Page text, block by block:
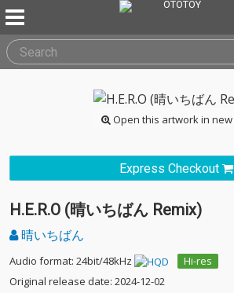
Open this artwork in
Express Checkout
H.E.R.O (晴いちばん Remix)
晴いちばん
Audio format: 24bit/48kHz
Hi-res
Original release date: 2024-12-02